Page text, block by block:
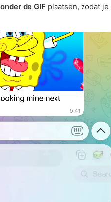
onder de GIF plaatsen, zodat